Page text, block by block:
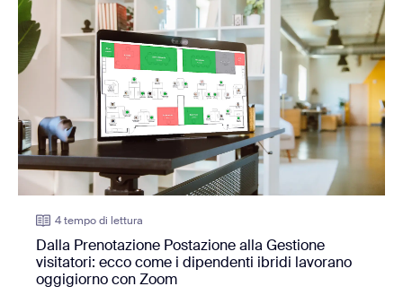
4 tempo di lettura
Dalla Prenotazione Postazione alla Gestione
visitatori: ecco come i dipendenti ibridi lavorano
oggigiorno con Zoom